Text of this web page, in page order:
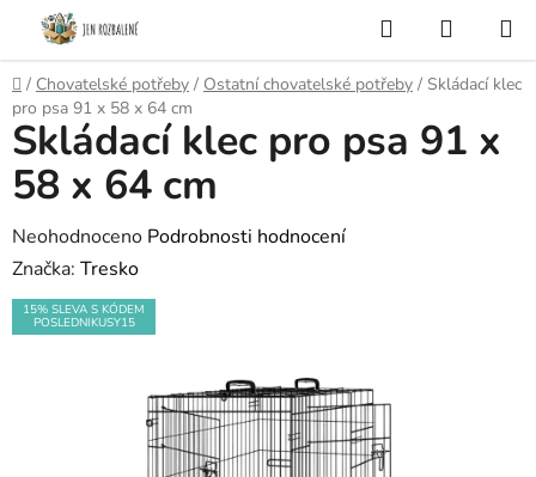
Přejít
obsah
Hledat
KOŠÍK
Domů
/ Chovatelské potřeby / Ostatní chovatelské potřeby / Skládací klec
pro psa 91 x 58 x 64 cm
Skládací klec pro psa 91 x
58 x 64 cm
Průměrné
hodnocení
produktu
je
Neohodnoceno Podrobnosti hodnocení
Značka: Tresko
15% SLEVA S KÓDEM
POSLEDNIKUSY15